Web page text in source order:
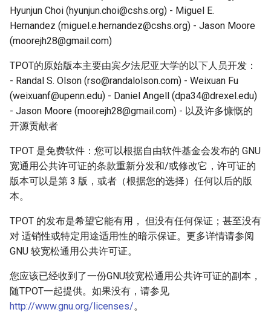
i
n
s
e
a
r
c
GraphPipeline
Symbolic Regression and
Parallelization
Strategies for reducing
computational load
9 Genetic Algorithm Overview
Amltk search space parser
example
Feature transformers
Imputer
Nn
Passthrough
Zero count
Tree
Wrapper
Tournament selection
dominated
Hyunjun Choi (hyunjun.choi@cshs.org) - Miguel E.
Hernandez (miguel.e.hernandez@cshs.org) - Jason Moore
(moorejh28@gmail.com)
TPOT的原始版本主要由宾夕法尼亚大学的以下人员开发：
- Randal S. Olson (rso@randalolson.com) - Weixuan Fu
(weixuanf@upenn.edu) - Daniel Angell (dpa34@drexel.edu)
- Jason Moore (moorejh28@gmail.com) - 以及许多慷慨的
开源贡献者
TPOT 是免费软件：您可以根据自由软件基金会发布的 GNU
宽通用公共许可证的条款重新分发和/或修改它，许可证的
版本可以是第 3 版，或者（根据您的选择）任何以后的版
本。
TPOT 的发布是希望它能有用， 但没有任何保证；甚至没有
对 适销性或特定用途适用性的暗示保证。更多详情请参阅
GNU 较宽松通用公共许可证。
您应该已经收到了一份GNU较宽松通用公共许可证的副本，
随TPOT一起提供。如果没有，请参见
http://www.gnu.org/licenses/。